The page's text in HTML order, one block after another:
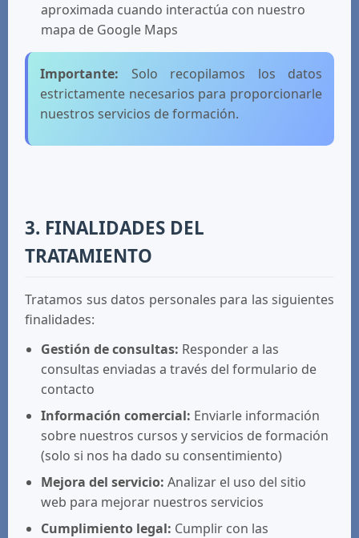
aproximada cuando interactúa con nuestro
mapa de Google Maps
Importante: Solo recopilamos los datos
estrictamente necesarios para proporcionarle
nuestros servicios de formación.
3. FINALIDADES DEL
TRATAMIENTO
Tratamos sus datos personales para las siguientes
finalidades:
Gestión de consultas: Responder a las
consultas enviadas a través del formulario de
contacto
Información comercial: Enviarle información
sobre nuestros cursos y servicios de formación
(solo si nos ha dado su consentimiento)
Mejora del servicio: Analizar el uso del sitio
web para mejorar nuestros servicios
Cumplimiento legal: Cumplir con las